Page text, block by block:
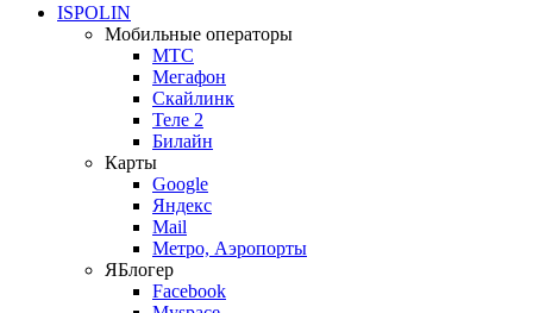
ISPOLIN
Мобильные операторы
МТС
Мегафон
Скайлинк
Теле 2
Билайн
Карты
Google
Яндекс
Mail
Метро, Аэропорты
ЯБлогер
Facebook